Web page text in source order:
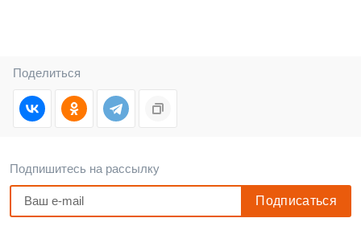
Поделиться
Подпишитесь на рассылку